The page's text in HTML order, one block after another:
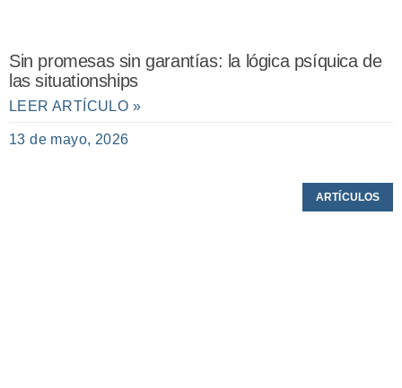
Sin promesas sin garantías: la lógica psíquica de
las situationships
LEER ARTÍCULO »
13 de mayo, 2026
ARTÍCULOS